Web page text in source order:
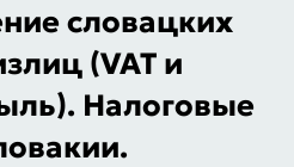
словацких
(VAT и
Налоговые